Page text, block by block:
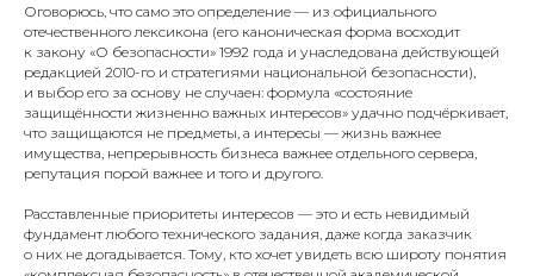
Оговорюсь, что само это определение — из официального
отечественного лексикона (его каноническая форма восходит
к закону «О безопасности» 1992 года и унаследована действующей
редакцией 2010-го и стратегиями национальной безопасности),
и выбор его за основу не случаен: формула «состояние
защищённости жизненно важных интересов» удачно подчёркивает,
что защищаются не предметы, а интересы — жизнь важнее
имущества, непрерывность бизнеса важнее отдельного сервера,
репутация порой важнее и того и другого.
Расставленные приоритеты интересов — это и есть невидимый
фундамент любого технического задания, даже когда заказчик
о них не догадывается. Тому, кто хочет увидеть всю широту понятия